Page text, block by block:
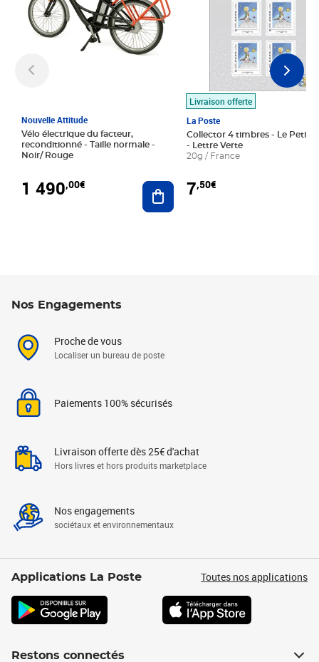
Nouvelle Attitude
Vélo électrique du facteur,
reconditionné - Taille normale -
Noir/ Rouge
1 490,00€ Ajouter au panier
Livraison offerte
La Poste
Collector 4 timbres - Le Petit
- Lettre Verte
20g / France
7,50€
Nos Engagements
Proche de vous
Localiser un bureau de poste
Paiements 100% sécurisés
Livraison offerte dès 25€ d'achat
Hors livres et hors produits marketplace
Nos engagements
sociétaux et environnementaux
Applications La Poste Toutes nos applications
Restons connectés